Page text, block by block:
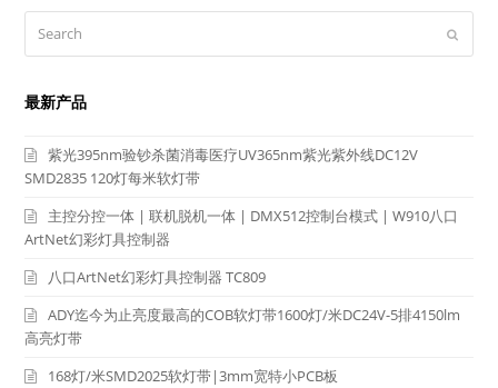
Submit
最新产品
紫光395nm验钞杀菌消毒医疗UV365nm紫光紫外线DC12V
SMD2835 120灯每米软灯带
主控分控一体 | 联机脱机一体 | DMX512控制台模式 | W910八口
ArtNet幻彩灯具控制器
八口ArtNet幻彩灯具控制器 TC809
ADY迄今为止亮度最高的COB软灯带1600灯/米DC24V-5排4150lm
高亮灯带
168灯/米SMD2025软灯带|3mm宽特小PCB板